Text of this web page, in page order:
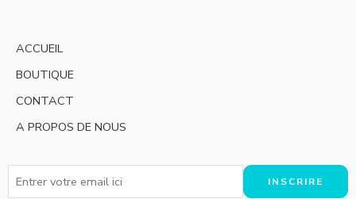
ACCUEIL
BOUTIQUE
CONTACT
A PROPOS DE NOUS